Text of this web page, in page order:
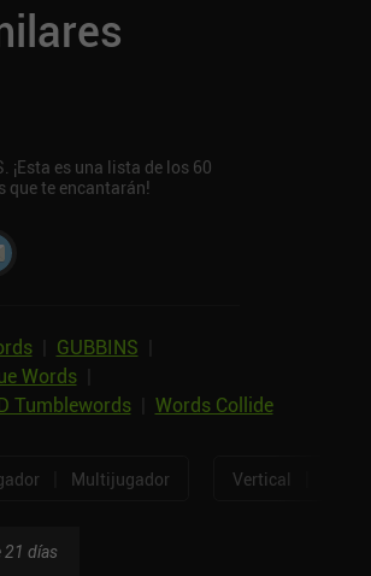
¡Esta es una lista de los 60
que te encantarán!
| GUBBINS
Words|
Tumblewords| Words Collide
Multijugador Vertical
21 días